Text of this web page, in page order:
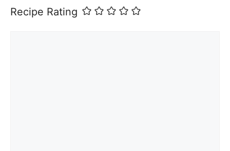
Recipe Rating